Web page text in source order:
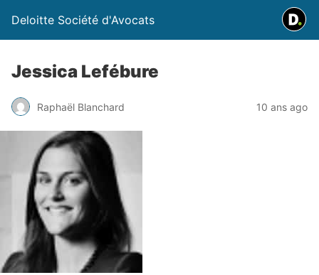
Deloitte Société d'Avocats
Jessica Lefébure
Raphaël Blanchard 10 ans ago